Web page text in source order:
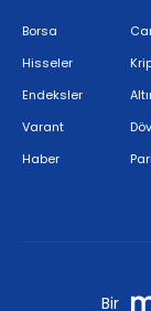
Borsa
Hisseler
Endeksler
Varant
Haber
Bir